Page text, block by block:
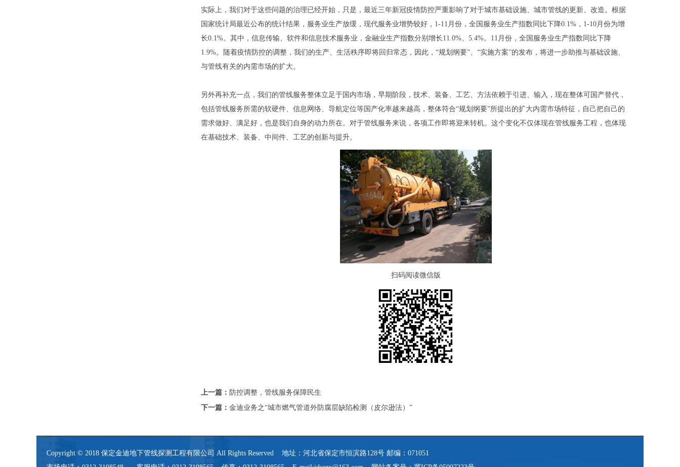
实际上，我们对于这些问题的治理已经开始，只是，最近三年新冠疫情防控严重影响了对于城市基础设施、城市管线的更新、改造。根据
国家统计局最近公布的统计结果，服务业生产放缓，现代服务业增势较好，1-11月份，全国服务业生产指数同比下降0.1%，1-10月份为增
长0.1%。其中，信息传输、软件和信息技术服务业，金融业生产指数分别增长11.0%、5.4%。11月份，全国服务业生产指数同比下降
1.9%。随着疫情防控的调整，我们的生产、生活秩序即将回归常态，因此，“规划纲要”、“实施方案”的发布，将进一步助推与基础设施、
与管线有关的内需市场的扩大。
另外再补充一点，我们的管线服务整体立足于国内市场，早期阶段，技术、装备、工艺、方法依赖于引进、输入，现在整体可国产替代，
包括管线服务所需的软硬件、信息网络、导航定位等国产化率越来越高，整体符合“规划纲要”所提出的扩大内需市场特征，自己把自己的
需求做好、满足好，也是我们自身的动力所在。对于管线服务来说，各项工作即将迎来转机。这个变化不仅体现在管线服务工程，也体现
在基础技术、装备、中间件、工艺的创新与提升。
扫码阅读微信版
上一篇： 防控调整，管线服务保障民生
下一篇： 金迪业务之“城市燃气管道外防腐层缺陷检测（皮尔逊法）”
Copyright © 2018 保定金迪地下管线探测工程有限公司 All Rights Reserved 地址：河北省保定市恒滨路128号 邮编：071051